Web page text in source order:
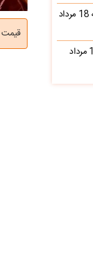
قیمت گوشت
قیمت دینار عراق امروز یکشنبه 18 مرداد
قیمت خودرو امروز یکشنبه 18 مرداد